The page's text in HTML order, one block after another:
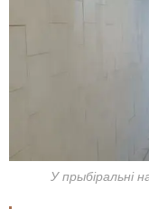
У прыбіральні